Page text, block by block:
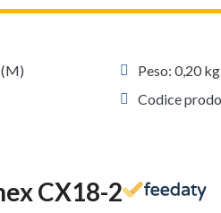
(M)
Peso: 0,20 kg
Codice
CX18-2